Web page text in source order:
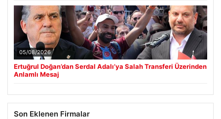
05/08/2026
Ertuğrul Doğan’dan Serdal Adalı’ya Salah Transferi Üzerinden
Anlamlı Mesaj
Son Eklenen Firmalar